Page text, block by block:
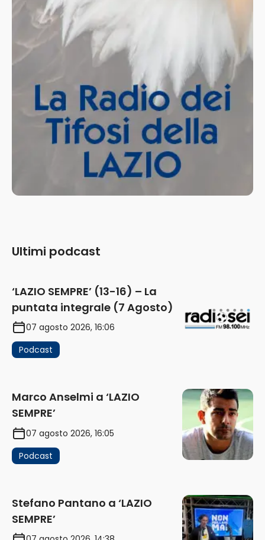
Ultimi podcast
‘LAZIO SEMPRE’ (13-16) – La
puntata integrale (7 Agosto)
07 agosto 2026, 16:06
Podcast
Marco Anselmi a ‘LAZIO
SEMPRE’
07 agosto 2026, 16:05
Podcast
Stefano Pantano a ‘LAZIO
SEMPRE’